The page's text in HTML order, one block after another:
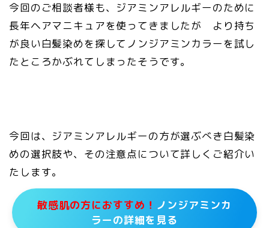
今回のご相談者様も、ジアミンアレルギーのために
長年ヘアマニキュアを使ってきましたが より持ち
が良い白髪染めを探してノンジアミンカラーを試し
たところかぶれてしまったそうです。
今回は、ジアミンアレルギーの方が選ぶべき白髪染
めの選択肢や、その注意点について詳しくご紹介い
たします。
敏感肌の方におすすめ！ ノンジアミンカ
ラーの詳細を見る